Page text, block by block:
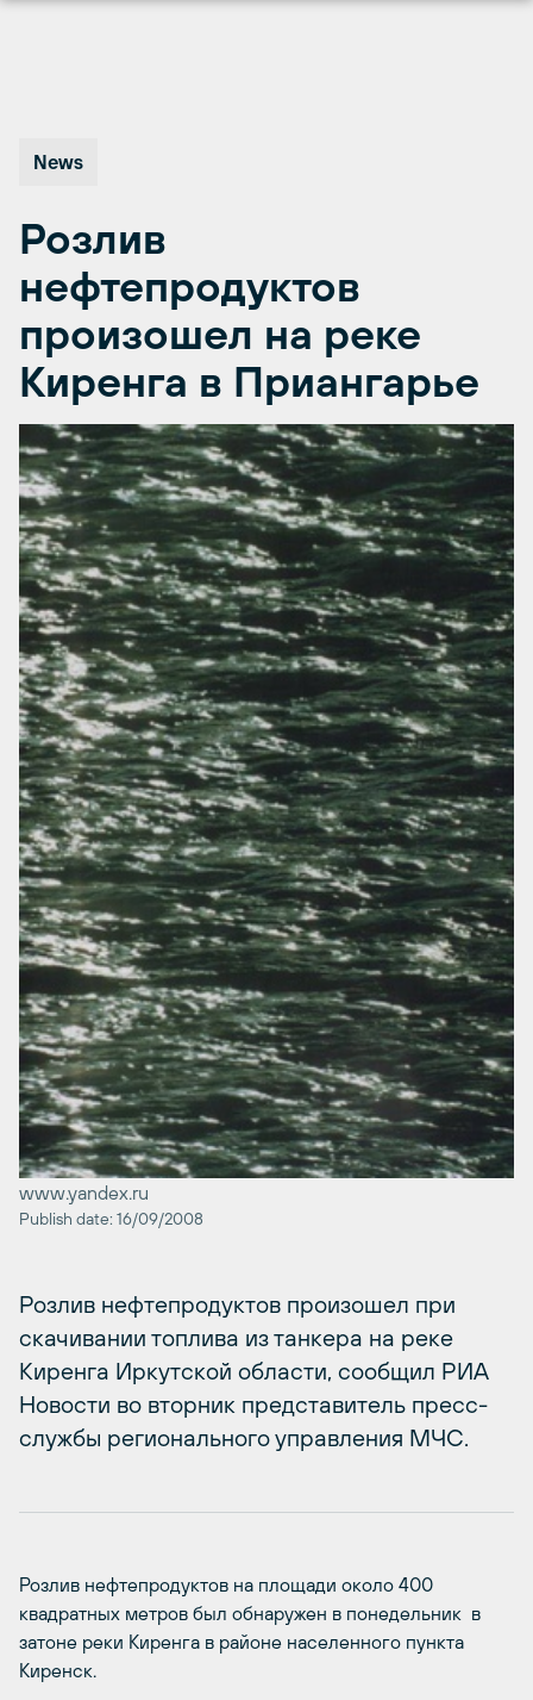
News
Розлив
нефтепродуктов
произошел на реке
Киренга в Приангарье
www.yandex.ru
Publish date: 16/09/2008
Розлив нефтепродуктов произошел при
скачивании топлива из танкера на реке
Киренга Иркутской области, сообщил РИА
Новости во вторник представитель пресс-
службы регионального управления МЧС.
Розлив нефтепродуктов на площади около 400
квадратных метров был обнаружен в понедельник в
затоне реки Киренга в районе населенного пункта
Киренск.